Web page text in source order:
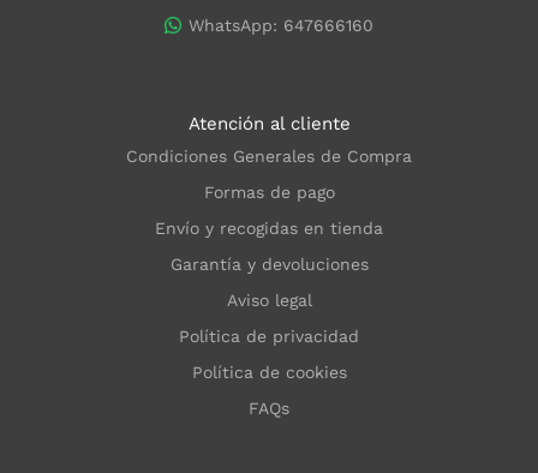
WhatsApp: 647666160
Atención al cliente
Condiciones Generales de Compra
Formas de pago
Envío y recogidas en tienda
Garantía y devoluciones
Aviso legal
Política de privacidad
Política de cookies
FAQs